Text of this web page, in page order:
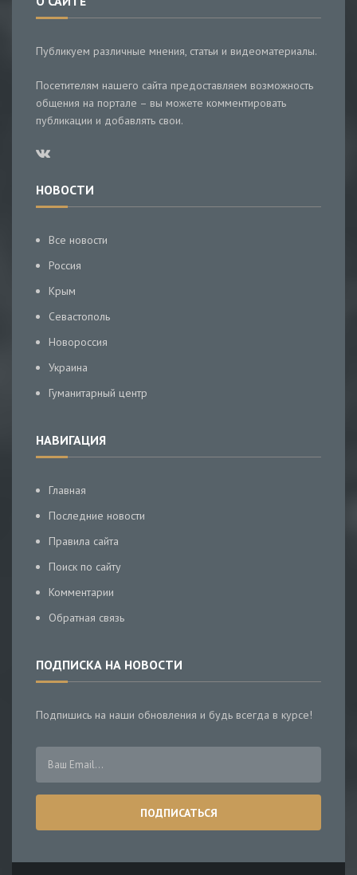
Публикуем различные мнения, статьи и видеоматериалы.
Посетителям нашего сайта предоставляем возможность
общения на портале – вы можете комментировать
публикации и добавлять свои.
НОВОСТИ
Все новости
Россия
Крым
Севастополь
Новороссия
Украина
Гуманитарный центр
НАВИГАЦИЯ
Главная
Последние новости
Правила сайта
Поиск по сайту
Комментарии
Обратная связь
ПОДПИСКА НА НОВОСТИ
Подпишись на наши обновления и будь всегда в курсе!